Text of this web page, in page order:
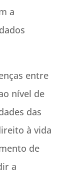
a
entre
nível de
das
à vida
de
a